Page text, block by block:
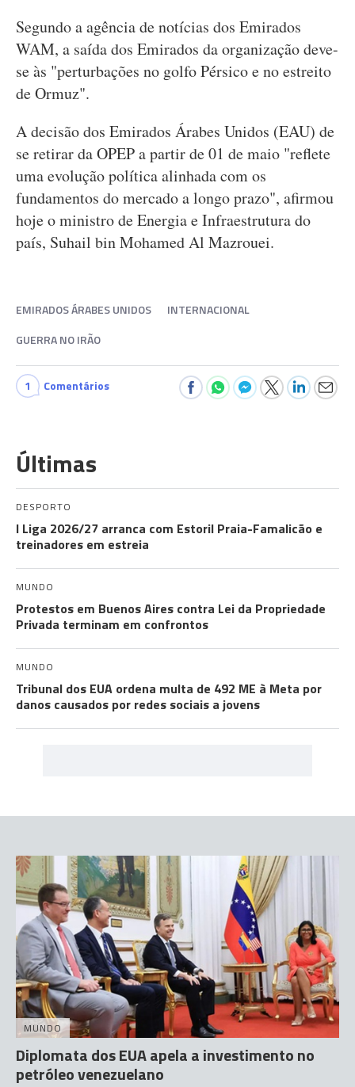
Segundo a agência de notícias dos Emirados
WAM, a saída dos Emirados da organização deve-
se às "perturbações no golfo Pérsico e no estreito
de Ormuz".
A decisão dos Emirados Árabes Unidos (EAU) de
se retirar da OPEP a partir de 01 de maio "reflete
uma evolução política alinhada com os
fundamentos do mercado a longo prazo", afirmou
hoje o ministro de Energia e Infraestrutura do
país, Suhail bin Mohamed Al Mazrouei.
EMIRADOS ÁRABES UNIDOS
INTERNACIONAL
GUERRA NO IRÃO
1 Comentários
Últimas
DESPORTO
I Liga 2026/27 arranca com Estoril Praia-Famalicão e
treinadores em estreia
MUNDO
Protestos em Buenos Aires contra Lei da Propriedade
Privada terminam em confrontos
MUNDO
Tribunal dos EUA ordena multa de 492 ME à Meta por
danos causados por redes sociais a jovens
MUNDO
Diplomata dos EUA apela a investimento no
petróleo venezuelano